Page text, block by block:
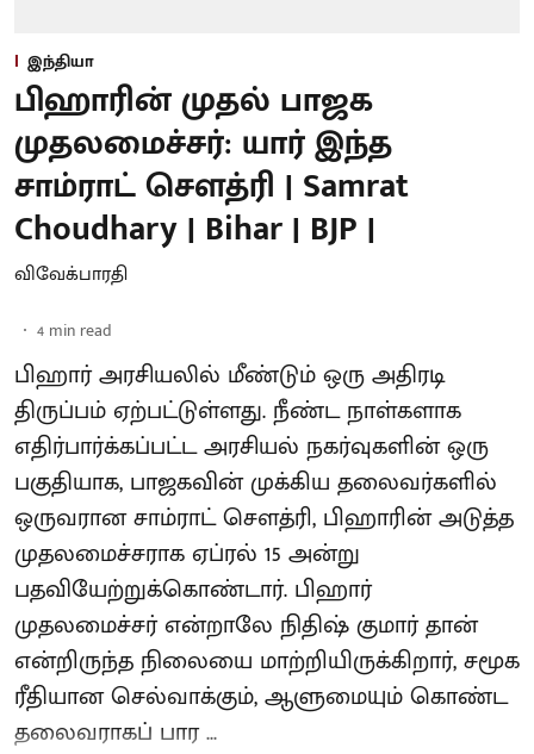
இந்தியா
பிஹாரின் முதல் பாஜக
முதலமைச்சர்: யார் இந்த
சாம்ராட் சௌத்ரி | Samrat
Choudhary | Bihar | BJP |
விவேக்பாரதி
4 min read
பிஹார் அரசியலில் மீண்டும் ஒரு அதிரடி
திருப்பம் ஏற்பட்டுள்ளது. நீண்ட நாள்களாக
எதிர்பார்க்கப்பட்ட அரசியல் நகர்வுகளின் ஒரு
பகுதியாக, பாஜகவின் முக்கிய தலைவர்களில்
ஒருவரான சாம்ராட் சௌத்ரி, பிஹாரின் அடுத்த
முதலமைச்சராக ஏப்ரல் 15 அன்று
பதவியேற்றுக்கொண்டார். பிஹார்
முதலமைச்சர் என்றாலே நிதிஷ் குமார் தான்
என்றிருந்த நிலையை மாற்றியிருக்கிறார், சமூக
ரீதியான செல்வாக்கும், ஆளுமையும் கொண்ட
தலைவராகப் பார ...